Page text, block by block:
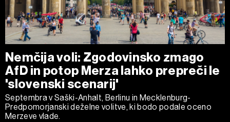
Nemčija voli: Zgodovinsko zmago
AfD in potop Merza lahko prepreči le
'slovenski scenarij'
Septembra v Saški-Anhalt, Berlinu in Mecklenburg-
Predpomorjanski deželne volitve, ki bodo podale oceno
Merzeve vlade.